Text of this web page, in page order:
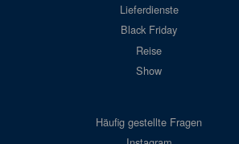
Lieferdienste
Black Friday
Reise
Show
Häufig gestellte Fragen